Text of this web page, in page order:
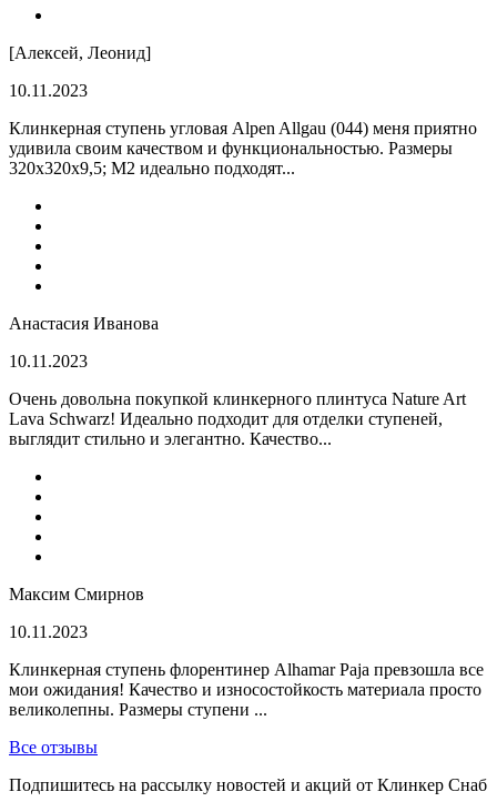
[Алексей, Леонид]
10.11.2023
Клинкерная ступень угловая Alpen Allgau (044) меня приятно
удивила своим качеством и функциональностью. Размеры
320x320x9,5; M2 идеально подходят...
Анастасия Иванова
10.11.2023
Очень довольна покупкой клинкерного плинтуса Nature Art
Lava Schwarz! Идеально подходит для отделки ступеней,
выглядит стильно и элегантно. Качество...
Максим Смирнов
10.11.2023
Клинкерная ступень флорентинер Alhamar Paja превзошла все
мои ожидания! Качество и износостойкость материала просто
великолепны. Размеры ступени ...
Все отзывы
Подпишитесь на рассылку новостей и акций от Клинкер Снаб